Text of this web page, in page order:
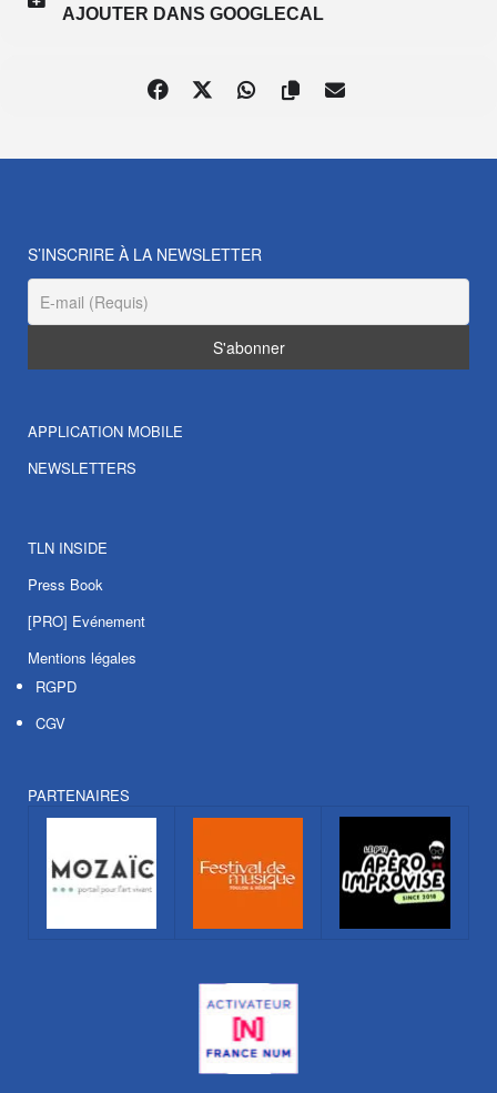
AJOUTER DANS GOOGLECAL
S’INSCRIRE À LA NEWSLETTER
APPLICATION MOBILE
NEWSLETTERS
TLN INSIDE
Press Book
[PRO] Evénement
Mentions légales
RGPD
CGV
PARTENAIRES